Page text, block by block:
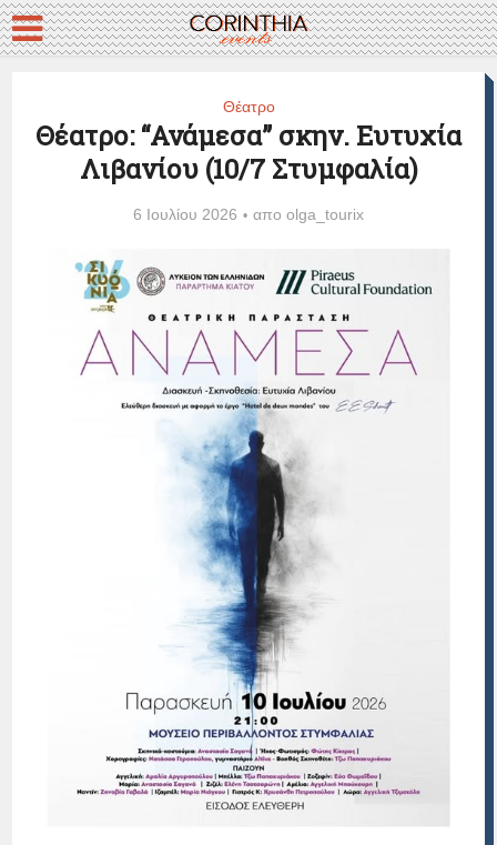
Θέατρο
Θέατρο: “Ανάμεσα” σκην. Ευτυχία
Λιβανίου (10/7 Στυμφαλία)
6 Ιουλίου 2026 απο olga_tourix